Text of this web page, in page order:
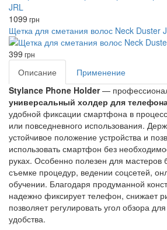
1099 грн
Щетка для сметания волос Neck Duster
399 грн
Описание
Применение
Stylance Phone Holder—
универсальный холдер для
удобной фиксации смартфона в
или повседневного использования.
устойчивое положение устройства и
использовать смартфон без
руках. Особенно полезен для мастеров
съемке процедур, ведении соцсетей,
обучении. Благодаря продуманной
надежно фиксирует телефон, снижает
позволяет регулировать угол обзора
удобства.